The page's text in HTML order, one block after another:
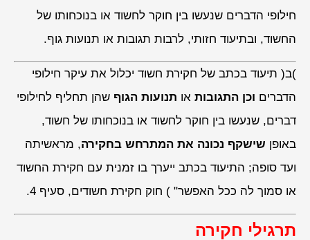
חילופי הדברים שנעשו בין חוקר לחשוד או בנוכחותו של
החשוד, ובתיעוד חזותי, לרבות תגובות או תנועות גוף.
)ב( תיעוד בכתב של חקירת חשוד יכלול את עיקר חילופי
הדברים וכן התגובות או תנועות הגוף שהן תחליף לחילופי
דברים, שנעשו בין חוקר לחשוד או בנוכחותו של חשוד,
באופן שישקף נכונה את המתרחש בחקירה, מראשיתה
ועד סופה; התיעוד בכתב ייערך בו זמנית עם חקירת החשוד
או סמוך לה ככל האפשר" ) חוק חקירת חשודים, סעיף 4.
תרגילי חקירה